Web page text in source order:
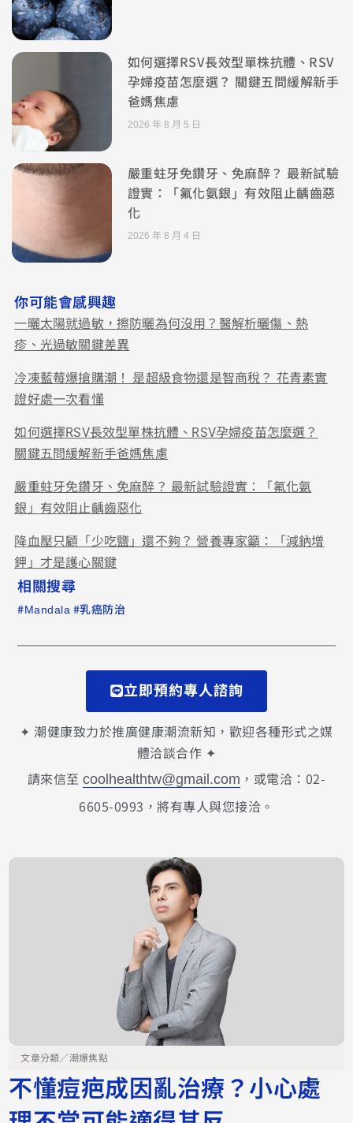
如何選擇RSV長效型單株抗體、RSV
孕婦疫苗怎麼選？ 關鍵五問緩解新手
爸媽焦慮
2026 年 8 月 5 日
嚴重蛀牙免鑽牙、免麻醉？ 最新試驗
證實：「氟化氨銀」有效阻止齲齒惡
化
2026 年 8 月 4 日
你可能會感興趣
一曬太陽就過敏，擦防曬為何沒用？醫解析曬傷、熱
疹、光過敏關鍵差異
冷凍藍莓爆搶購潮！ 是超級食物還是智商稅？ 花青素實
證好處一次看懂
如何選擇RSV長效型單株抗體、RSV孕婦疫苗怎麼選？
關鍵五問緩解新手爸媽焦慮
嚴重蛀牙免鑽牙、免麻醉？ 最新試驗證實：「氟化氨
銀」有效阻止齲齒惡化
降血壓只顧「少吃鹽」還不夠？ 營養專家籲：「減鈉增
鉀」才是護心關鍵
相關搜尋
#Mandala #乳癌防治
立即預約專人諮詢
✦ 潮健康致力於推廣健康潮流新知，歡迎各種形式之媒
體洽談合作 ✦
請來信至coolhealthtw@gmail.com ，或電洽：02-
6605-0993，將有專人與您接洽。
文章分類／潮爆焦點
不懂痘疤成因亂治療？小心處